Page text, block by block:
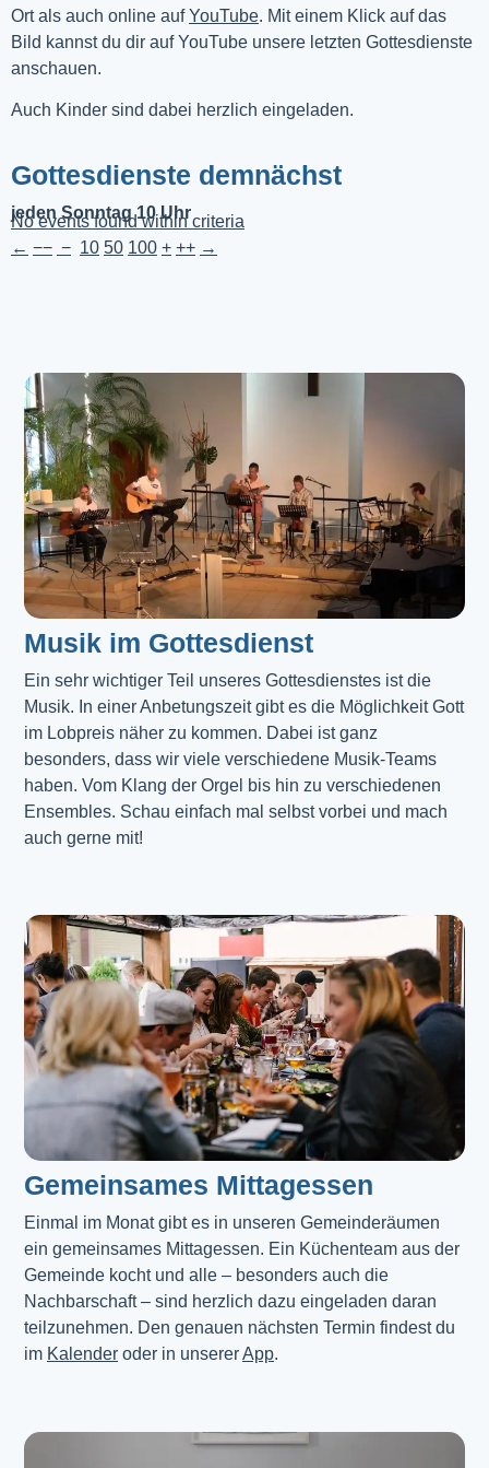
Ort als auch online auf YouTube. Mit einem Klick auf das
Bild kannst du dir auf YouTube unsere letzten Gottesdienste
anschauen.
Auch Kinder sind dabei herzlich eingeladen.
Gottesdienste demnächst
jeden Sonntag 10 Uhr
No events found within criteria
← −− − 10 50 100 + ++ →
Musik im Gottesdienst​
Ein sehr wichtiger Teil unseres Gottesdienstes ist die
Musik. In einer Anbetungszeit gibt es die Möglichkeit Gott
im Lobpreis näher zu kommen. Dabei ist ganz
besonders, dass wir viele verschiedene Musik-Teams
haben. Vom Klang der Orgel bis hin zu verschiedenen
Ensembles. Schau einfach mal selbst vorbei und mach
auch gerne mit!
Gemeinsames Mittagessen
Einmal im Monat gibt es in unseren Gemeinderäumen
ein gemeinsames Mittagessen. Ein Küchenteam aus der
Gemeinde kocht und alle – besonders auch die
Nachbarschaft – sind herzlich dazu eingeladen daran
teilzunehmen. Den genauen nächsten Termin findest du
im Kalender oder in unserer App.